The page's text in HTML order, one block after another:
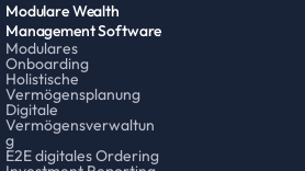
Modulare Wealth
Management Software
Modulares
Onboarding
Holistische
Vermögensplanung
Digitale
Vermögensverwaltun
g
E2E digitales Ordering